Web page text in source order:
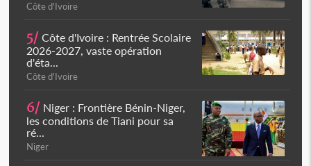
Côte d'Ivoire
5/ Côte d'Ivoire : Rentrée Scolaire
2026-2027, vaste opération
d'éta...
Côte d'Ivoire
6/ Niger : Frontière Bénin-Niger,
les conditions de Tiani pour sa
ré...
Niger